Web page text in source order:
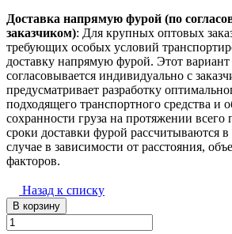
Доставка напрямую фурой (по
заказчиком): Для крупных оптовых
требующих особых условий
доставку напрямую фурой. Этот вариант
согласовывается индивидуально с
предусматривает разработку
подходящего транспортного средства и
сохранности груза на протяжении всего
сроки доставки фурой рассчитываются
случае в зависимости от расстояния,
факторов.
Назад к списку
В корзину